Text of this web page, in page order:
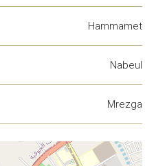
Hammamet
Nabeul
Mrezga